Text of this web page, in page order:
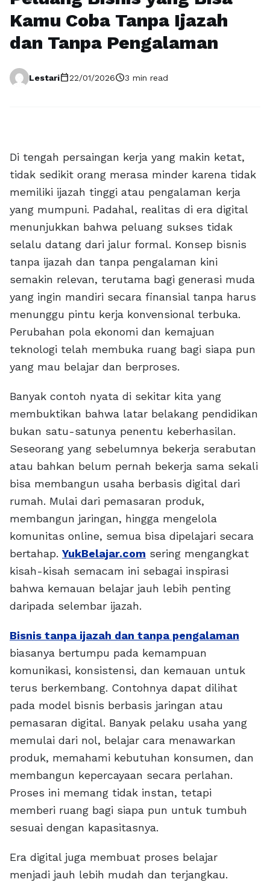
Kamu Coba Tanpa Ijazah
dan Tanpa Pengalaman
Lestaricalendar_today22/01/2026schedule3 min read
Di tengah persaingan kerja yang makin ketat,
tidak sedikit orang merasa minder karena tidak
memiliki ijazah tinggi atau pengalaman kerja
yang mumpuni. Padahal, realitas di era digital
menunjukkan bahwa peluang sukses tidak
selalu datang dari jalur formal. Konsep bisnis
tanpa ijazah dan tanpa pengalaman kini
semakin relevan, terutama bagi generasi muda
yang ingin mandiri secara finansial tanpa harus
menunggu pintu kerja konvensional terbuka.
Perubahan pola ekonomi dan kemajuan
teknologi telah membuka ruang bagi siapa pun
yang mau belajar dan berproses.
Banyak contoh nyata di sekitar kita yang
membuktikan bahwa latar belakang pendidikan
bukan satu-satunya penentu keberhasilan.
Seseorang yang sebelumnya bekerja serabutan
atau bahkan belum pernah bekerja sama sekali
bisa membangun usaha berbasis digital dari
rumah. Mulai dari pemasaran produk,
membangun jaringan, hingga mengelola
komunitas online, semua bisa dipelajari secara
bertahap. YukBelajar.com sering mengangkat
kisah-kisah semacam ini sebagai inspirasi
bahwa kemauan belajar jauh lebih penting
daripada selembar ijazah.
Bisnis tanpa ijazah dan tanpa pengalaman
biasanya bertumpu pada kemampuan
komunikasi, konsistensi, dan kemauan untuk
terus berkembang. Contohnya dapat dilihat
pada model bisnis berbasis jaringan atau
pemasaran digital. Banyak pelaku usaha yang
memulai dari nol, belajar cara menawarkan
produk, memahami kebutuhan konsumen, dan
membangun kepercayaan secara perlahan.
Proses ini memang tidak instan, tetapi
memberi ruang bagi siapa pun untuk tumbuh
sesuai dengan kapasitasnya.
Era digital juga membuat proses belajar
menjadi jauh lebih mudah dan terjangkau.